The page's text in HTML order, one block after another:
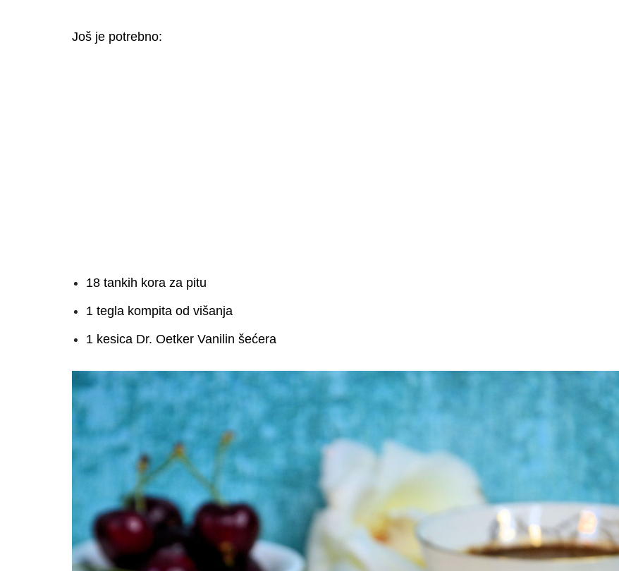
Još je potrebno:
18 tankih kora za pitu
1 tegla kompita od višanja
1 kesica Dr. Oetker Vanilin šećera